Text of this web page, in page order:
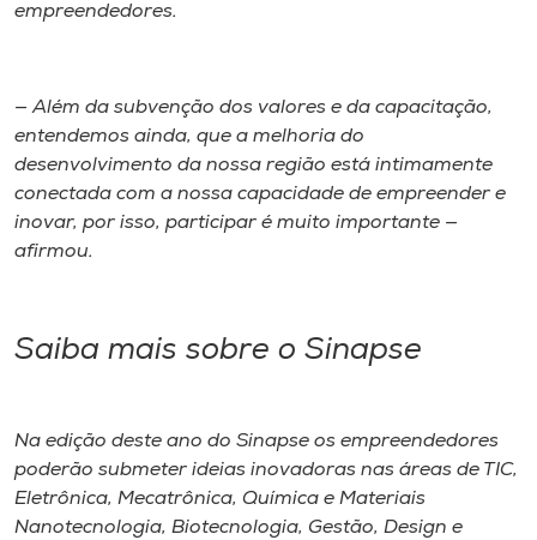
empreendedores.
— Além da subvenção dos valores e da capacitação,
entendemos ainda, que a melhoria do
desenvolvimento da nossa região está intimamente
conectada com a nossa capacidade de empreender e
inovar, por isso, participar é muito importante —
afirmou.
Saiba mais sobre o Sinapse
Na edição deste ano do Sinapse os empreendedores
poderão submeter ideias inovadoras nas áreas de TIC,
Eletrônica, Mecatrônica, Química e Materiais
Nanotecnologia, Biotecnologia, Gestão, Design e